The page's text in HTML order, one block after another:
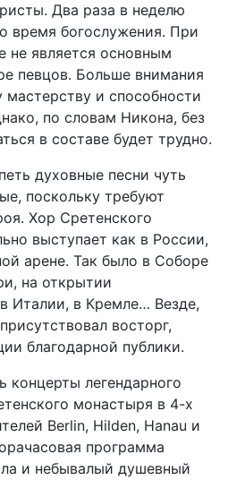
Два раза в неделю
время богослужения. При
не является основным
певцов. Больше внимания
мастерству и способности
по словам Никона, без
в составе будет трудно.
духовные песни чуть
поскольку требуют
Хор Сретенского
выступает как в России,
арене. Так было в Соборе
на открытии
Италии, в Кремле… Везде,
восторг,
благодарной публики.
концерты легендарного
монастыря в 4-х
Berlin, Hilden, Hanau и
программа
и небывалый душевный